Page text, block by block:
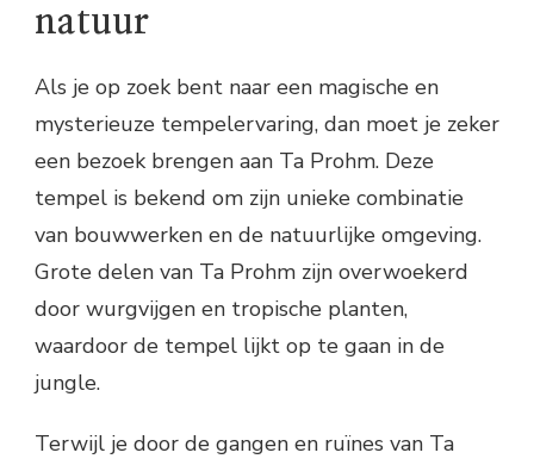
natuur
Als je op zoek bent naar een magische en
mysterieuze tempelervaring, dan moet je zeker
een bezoek brengen aan Ta Prohm. Deze
tempel is bekend om zijn unieke combinatie
van bouwwerken en de natuurlijke omgeving.
Grote delen van Ta Prohm zijn overwoekerd
door wurgvijgen en tropische planten,
waardoor de tempel lijkt op te gaan in de
jungle.
Terwijl je door de gangen en ruïnes van Ta